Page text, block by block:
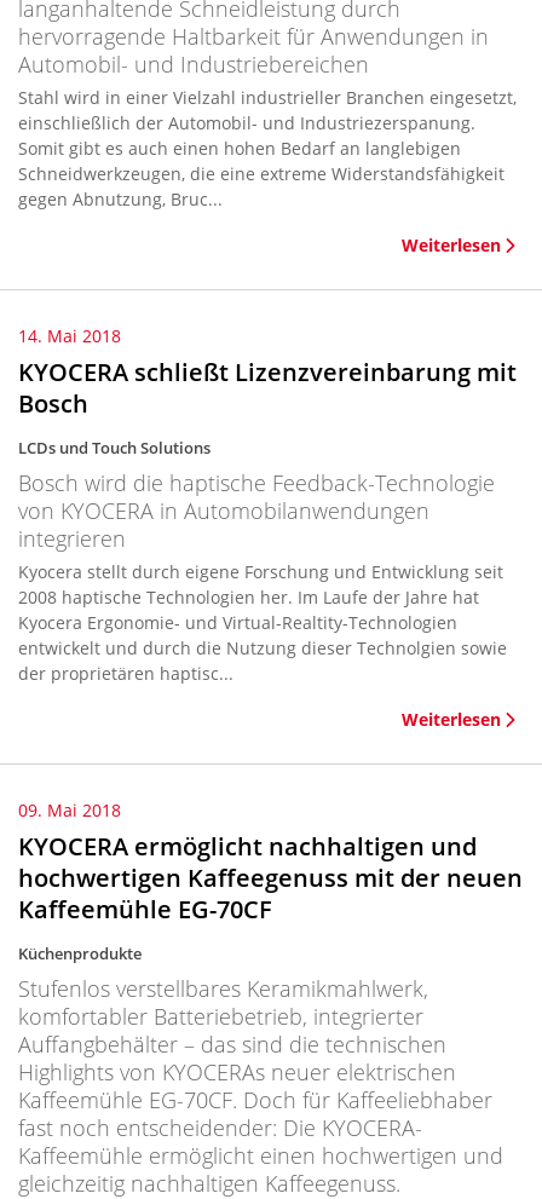
langanhaltende Schneidleistung durch
hervorragende Haltbarkeit für Anwendungen in
Automobil- und Industriebereichen
Stahl wird in einer Vielzahl industrieller Branchen eingesetzt,
einschließlich der Automobil- und Industriezerspanung.
Somit gibt es auch einen hohen Bedarf an langlebigen
Schneidwerkzeugen, die eine extreme Widerstandsfähigkeit
gegen Abnutzung, Bruc...
Weiterlesen
14. Mai 2018
KYOCERA schließt Lizenzvereinbarung mit
Bosch
LCDs und Touch Solutions
Bosch wird die haptische Feedback-Technologie
von KYOCERA in Automobilanwendungen
integrieren
Kyocera stellt durch eigene Forschung und Entwicklung seit
2008 haptische Technologien her. Im Laufe der Jahre hat
Kyocera Ergonomie- und Virtual-Realtity-Technologien
entwickelt und durch die Nutzung dieser Technolgien sowie
der proprietären haptisc...
Weiterlesen
09. Mai 2018
KYOCERA ermöglicht nachhaltigen und
hochwertigen Kaffeegenuss mit der neuen
Kaffeemühle EG-70CF
Küchenprodukte
Stufenlos verstellbares Keramikmahlwerk,
komfortabler Batteriebetrieb, integrierter
Auffangbehälter – das sind die technischen
Highlights von KYOCERAs neuer elektrischen
Kaffeemühle EG-70CF. Doch für Kaffeeliebhaber
fast noch entscheidender: Die KYOCERA-
Kaffeemühle ermöglicht einen hochwertigen und
gleichzeitig nachhaltigen Kaffeegenuss.